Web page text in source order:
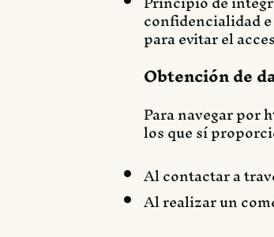
confidencialidad
para evitar el
Obtención de
Para navegar por
los que sí
Al contactar a
Al realizar un